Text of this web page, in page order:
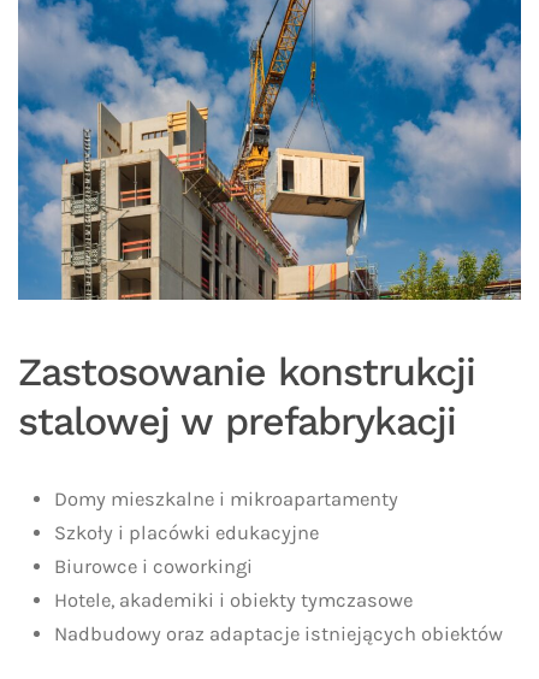
Zastosowanie konstrukcji
stalowej w prefabrykacji
Domy mieszkalne i mikroapartamenty
Szkoły i placówki edukacyjne
Biurowce i coworkingi
Hotele, akademiki i obiekty tymczasowe
Nadbudowy oraz adaptacje istniejących obiektów